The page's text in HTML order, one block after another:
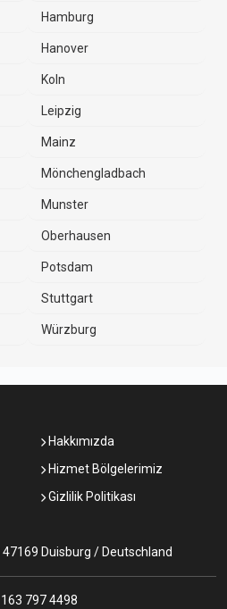
Hamburg
Hanover
Koln
Leipzig
Mainz
Mönchengladbach
Munster
Oberhausen
Potsdam
Stuttgart
Würzburg
Hakkımızda
Hizmet Bölgelerimiz
Gizlilik Politikası
Duisburg / Deutschland
797 4498